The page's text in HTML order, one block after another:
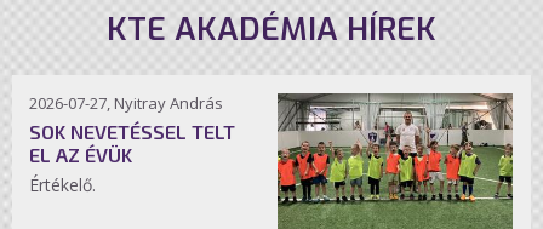
KTE AKADÉMIA HÍREK
2026-07-27, Nyitray András
SOK NEVETÉSSEL TELT
EL AZ ÉVÜK
Értékelő.